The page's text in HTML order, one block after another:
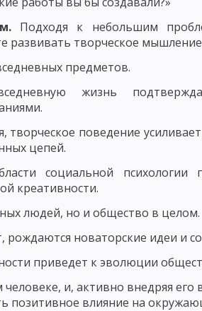
И ГУМАНИТАРИЗАЦИИ ОБУЧЕНИЯ
ПРЕПОДАВАНИЯ
ФОРМ И СПОСОБОВ УЧЕБНОЙ РАБОТЫ
И САМОСТОЯТЕЛЬНОСТИ УЧАЩИХСЯ
И АЛЕКСЮКУ
ОБЪЯСНЕНИЯ И УСЛОВИЯ ЕГО
АКТИВИЗАЦИИ УЧЕБНО-ПОЗНАВАТЕЛЬНОЙ
Подходя к небольшим
развивать творческое
предметов.
жизнь
творческое поведение
цепей.
социальной психологии
креативности.
людей, но и общество в целом.
новаторские идеи и
приведет к эволюции
и, активно внедряя
позитивное влияние на